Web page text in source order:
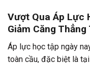
Vượt Qua Áp Lực
Giảm Căng Thẳng
Áp lực học tập ngày
toàn cầu, đặc biệt là